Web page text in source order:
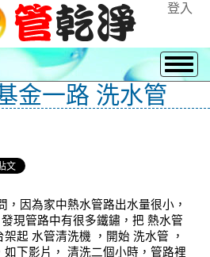
登入
金一路 洗水管
，因為家中熱水管路出水量很小，
現管路中有很多鐵鏽，把 熱水管
起 水管清洗機 ，開始 洗水管 ，
下影片， 清洗二個小時，管路裡